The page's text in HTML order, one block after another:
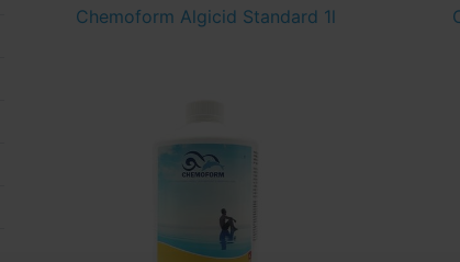
Chemoform Algicid Standard 1l